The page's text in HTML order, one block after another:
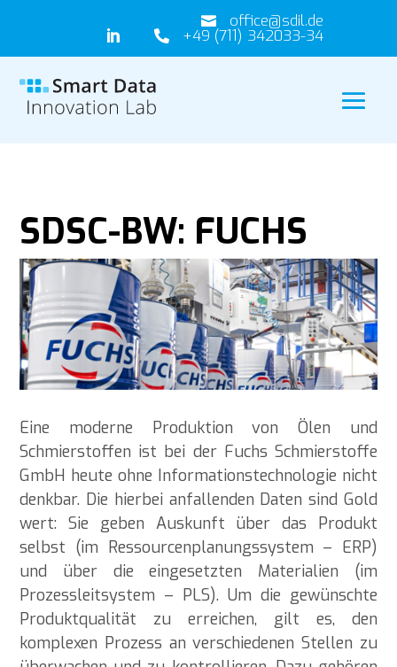
 office@sdil.de
 +49 (711) 342033-34

SDSC-BW: FUCHS
Eine moderne Produktion von Ölen und
Schmierstoffen ist bei der Fuchs Schmierstoffe
GmbH heute ohne Informationstechnologie nicht
denkbar. Die hierbei anfallenden Daten sind Gold
wert: Sie geben Auskunft über das Produkt
selbst (im Ressourcenplanungssystem – ERP)
und über die eingesetzten Materialien (im
Prozessleitsystem – PLS). Um die gewünschte
Produktqualität zu erreichen, gilt es, den
komplexen Prozess an verschiedenen Stellen zu